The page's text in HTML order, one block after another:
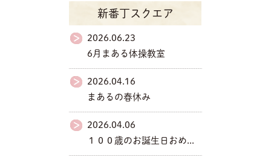
新番丁スクエア
2026.06.23
6月まある体操教室
2026.04.16
まあるの春休み
2026.04.06
１００歳のお誕生日おめ...